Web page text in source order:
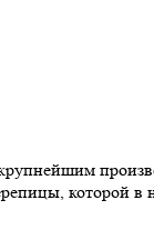
которой